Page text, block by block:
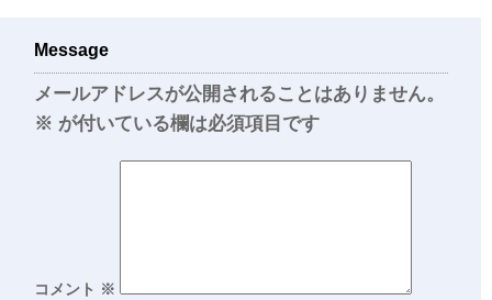
Message
メールアドレスが公開されることはありません。
※ が付いている欄は必須項目です
コメント ※